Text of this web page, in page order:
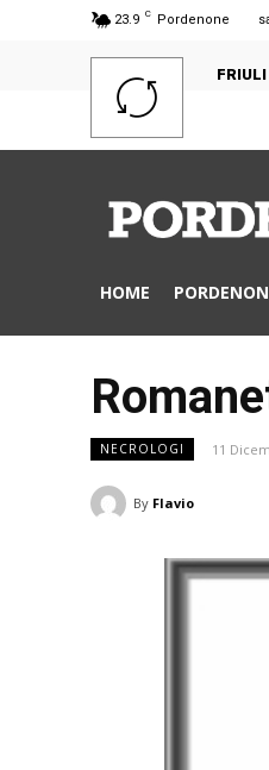
23.9 C Pordenone
FRIULI
HOME
NECROLOGI 11
By Flavio